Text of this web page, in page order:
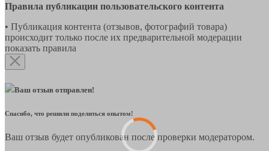
Правила публикации пользовательского контента
• Публикация контента (отзывов, фотографий товара)
происходит только после их предварительной модерации
показать правила
Ваш отзыв отправлен!
Спасибо, что решили поделиться опытом!
Ваш отзыв будет опубликован после проверки модератором.